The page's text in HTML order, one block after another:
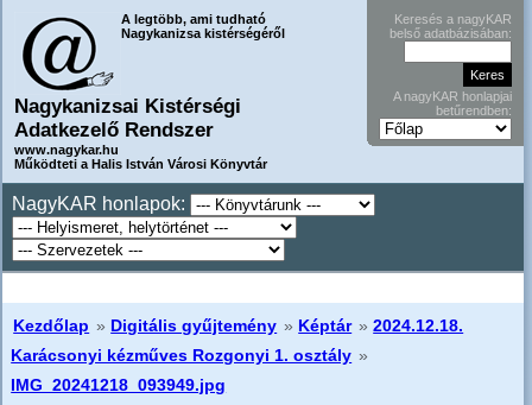
A legtöbb, ami tudható
Nagykanizsa kistérségéről
Nagykanizsai Kistérségi
Adatkezelő Rendszer
www.nagykar.hu
Működteti a Halis István Városi Könyvtár
Keresés a nagyKAR
belső adatbázisában:
A nagyKAR honlapjai
betűrendben:
NagyKAR honlapok:
Kezdőlap » Digitális gyűjtemény » Képtár »2024.12.18.
Karácsonyi kézműves Rozgonyi 1. osztály »
IMG_20241218_093949.jpg